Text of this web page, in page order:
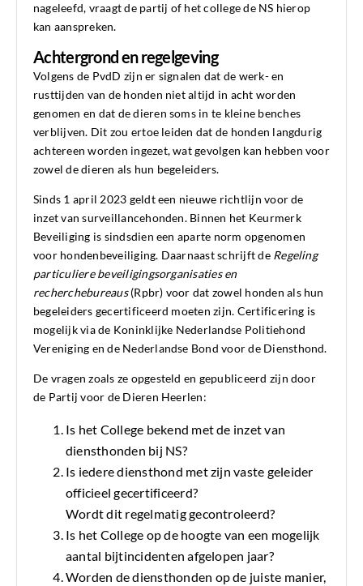
nageleefd, vraagt de partij of het college de NS hierop
kan aanspreken.
Achtergrond en regelgeving
Volgens de PvdD zijn er signalen dat de werk- en
rusttijden van de honden niet altijd in acht worden
genomen en dat de dieren soms in te kleine benches
verblijven. Dit zou ertoe leiden dat de honden langdurig
achtereen worden ingezet, wat gevolgen kan hebben voor
zowel de dieren als hun begeleiders.
Sinds 1 april 2023 geldt een nieuwe richtlijn voor de
inzet van surveillancehonden. Binnen het Keurmerk
Beveiliging is sindsdien een aparte norm opgenomen
voor hondenbeveiliging. Daarnaast schrijft de Regeling
particuliere beveiligingsorganisaties en
recherchebureaus(Rpbr) voor dat zowel honden als hun
begeleiders gecertificeerd moeten zijn. Certificering is
mogelijk via de Koninklijke Nederlandse Politiehond
Vereniging en de Nederlandse Bond voor de Diensthond.
De vragen zoals ze opgesteld en gepubliceerd zijn door
de Partij voor de Dieren Heerlen:
Is het College bekend met de inzet van
diensthonden bij NS?
Is iedere diensthond met zijn vaste geleider
officieel gecertificeerd?
Wordt dit regelmatig gecontroleerd?
Is het College op de hoogte van een mogelijk
aantal bijtincidenten afgelopen jaar?
Worden de diensthonden op de juiste manier,